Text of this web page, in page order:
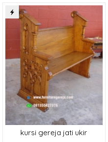
kursi gereja jati ukir